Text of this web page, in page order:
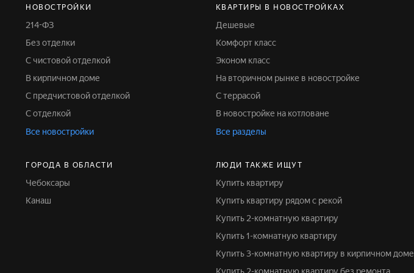
НОВОСТРОЙКИ
214-ФЗ
Без отделки
С чистовой отделкой
В кирпичном доме
С предчистовой отделкой
С отделкой
Все новостройки
КВАРТИРЫ В НОВОСТРОЙКАХ
Дешевые
Комфорт класс
Эконом класс
На вторичном рынке в новостройке
С террасой
В новостройке на котловане
Все разделы
ГОРОДА В ОБЛАСТИ
Чебоксары
Канаш
ЛЮДИ ТАКЖЕ ИЩУТ
Купить квартиру
Купить квартиру рядом с рекой
Купить 2-комнатную квартиру
Купить 1-комнатную квартиру
Купить 3-комнатную квартиру в кирпичном доме